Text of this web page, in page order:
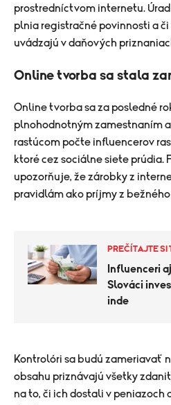
prostredníctvom internetu.
plnia registračné povinnosti a
uvádzajú v daňových
Online tvorba sa stala
Online tvorba sa za posledné
plnohodnotným zamestnaním
rastúcom počte influencerov
ktoré cez sociálne siete prúdia.
upozorňuje, že zárobky z
pravidlám ako príjmy z
PREČÍTAJTE SI
Influenceri
Slováci
inde
Kontrolóri sa budú zameriavať
obsahu priznávajú všetky
na to, či ich dostali v peniazoch